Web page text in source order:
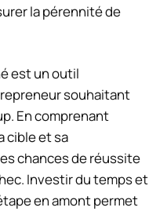
la pérennité de
est un outil
souhaitant
En comprenant
cible et sa
chances de réussite
Investir du temps et
en amont permet